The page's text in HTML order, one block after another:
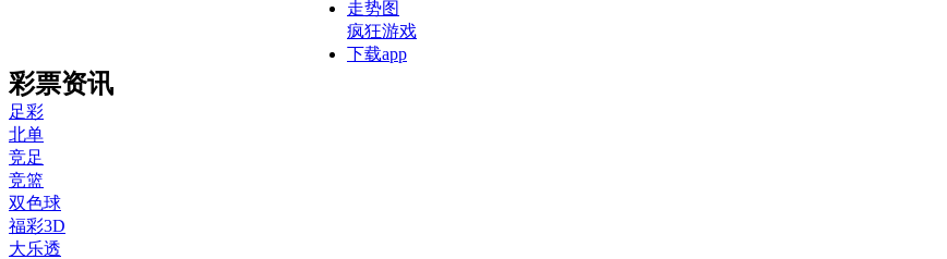
走势图
疯狂游戏
下载app
彩票资讯
足彩
北单
竞足
竞篮
双色球
福彩3D
大乐透